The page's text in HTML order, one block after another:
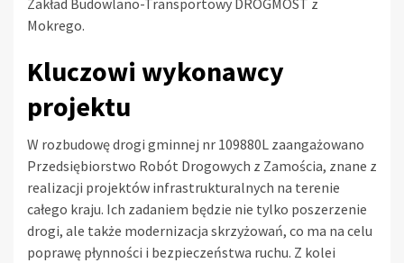
Zakład Budowlano-Transportowy DROGMOST z
Mokrego.
Kluczowi wykonawcy
projektu
W rozbudowę drogi gminnej nr 109880L zaangażowano
Przedsiębiorstwo Robót Drogowych z Zamościa, znane z
realizacji projektów infrastrukturalnych na terenie
całego kraju. Ich zadaniem będzie nie tylko poszerzenie
drogi, ale także modernizacja skrzyżowań, co ma na celu
poprawę płynności i bezpieczeństwa ruchu. Z kolei